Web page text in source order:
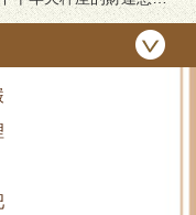
年天秤座的全年運勢